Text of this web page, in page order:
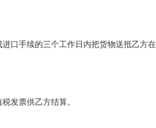
口手续的三个工作日内把货物送抵乙方在
发票供乙方结算。